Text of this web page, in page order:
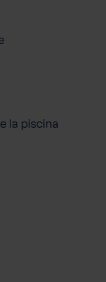
la piscina